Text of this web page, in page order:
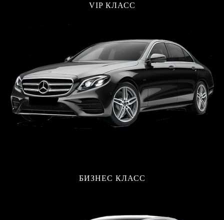
VIP КЛАСС
БИЗНЕС КЛАСС